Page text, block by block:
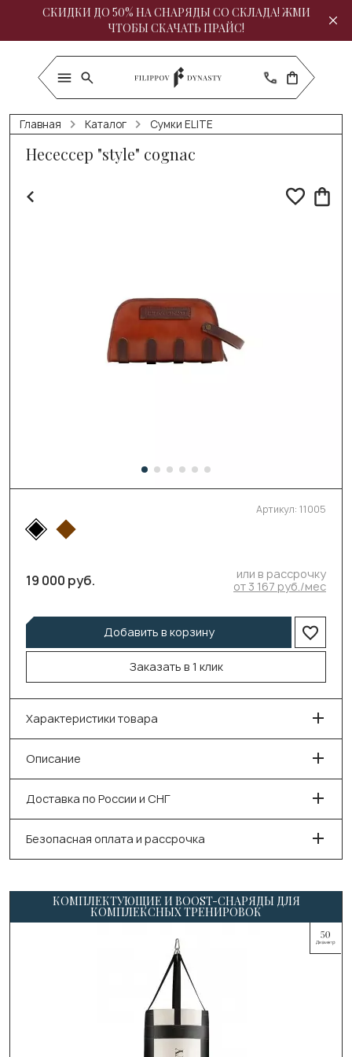
СКИДКИ ДО 50% НА СНАРЯДЫ СО СКЛАДА! ЖМИ
ЧТОБЫ СКАЧАТЬ ПРАЙС!
Главная Каталог Сумки ELITE
Несессер "style" cognac
Артикул: 11005
19 000 руб.
или в рассрочку
от 3 167 руб./мес
Добавить в корзину
Заказать в 1 клик
Характеристики товара
Описание
Доставка по России и СНГ
Безопасная оплата и рассрочка
КОМПЛЕКТУЮЩИЕ И BOOST-СНАРЯДЫ ДЛЯ
КОМПЛЕКСНЫХ ТРЕНИРОВОК